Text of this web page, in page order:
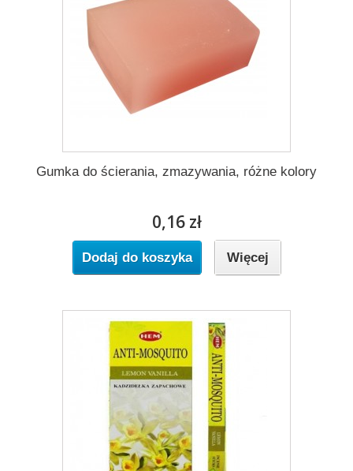
Gumka do ścierania, zmazywania, różne kolory
0,16 zł
Dodaj do koszyka Więcej